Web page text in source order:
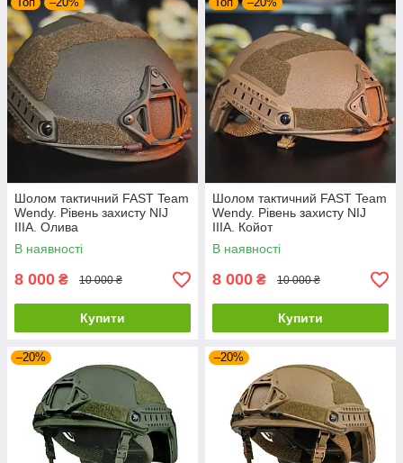
Шолом тактичний FAST Team
Wendy. Рівень захисту NIJ
IIIA. Олива
В наявності
8 000 ₴ 10 000 ₴
Купити
Шолом тактичний FAST Team
Wendy. Рівень захисту NIJ
IIIA. Койот
В наявності
8 000 ₴ 10 000 ₴
Купити
–20% –20%